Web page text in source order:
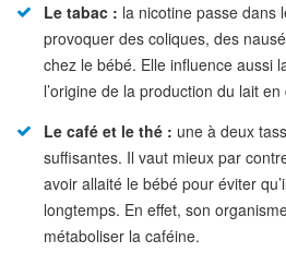
Le tabac : la nicotine passe dans
provoquer des coliques, des
chez le bébé. Elle influence aussi
l’origine de la production du lait
Le café et le thé : une à deux
suffisantes. Il vaut mieux par
avoir allaité le bébé pour éviter
longtemps. En effet, son
métaboliser la caféine.